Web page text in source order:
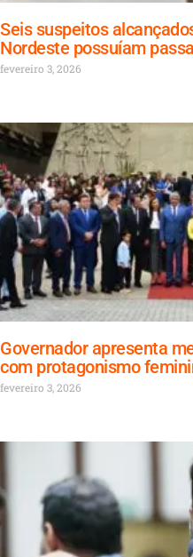
Seis suspeitos
Nordeste possuíam
fevereiro 3, 2026
Governador apresenta
com protagonismo
fevereiro 3, 2026